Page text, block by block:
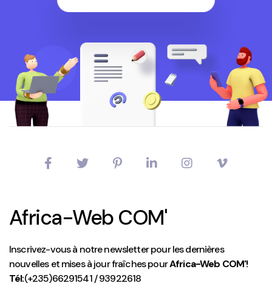
Africa-Web COM'
Inscrivez-vous à notre newsletter pour les dernières
nouvelles et mises à jour fraîches pourAfrica-Web COM'!
Tél:(+235)66291541 / 93922618